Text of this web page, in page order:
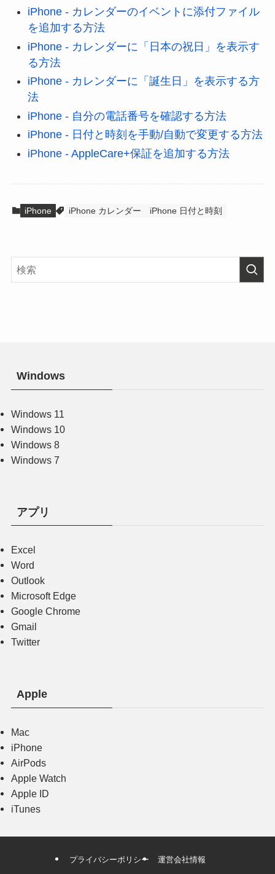
iPhone - カレンダーのイベントに添付ファイル
を追加する方法
iPhone - カレンダーに「日本の祝日」を表示す
る方法
iPhone - カレンダーに「誕生日」を表示する方
法
iPhone - 自分の電話番号を確認する方法
iPhone - 日付と時刻を手動/自動で変更する方法
iPhone - AppleCare+保証を追加する方法
iPhone iPhone カレンダー iPhone 日付と時刻
Windows
Windows 11
Windows 10
Windows 8
Windows 7
アプリ
Excel
Word
Outlook
Microsoft Edge
Google Chrome
Gmail
Twitter
Apple
Mac
iPhone
AirPods
Apple Watch
Apple ID
iTunes
プライバシーポリシー 運営会社情報